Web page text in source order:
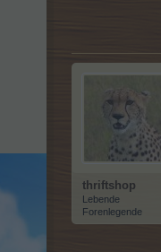
thriftshop
Lebende
Forenlegende